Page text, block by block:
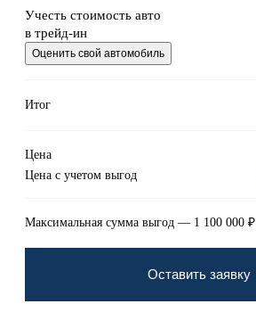
Учесть стоимость авто
в трейд-ин
Оценить свой автомобиль
Итог
Цена
Цена с учетом выгод
Максимальная сумма выгод — 1 100 000 ₽
Оставить заявку